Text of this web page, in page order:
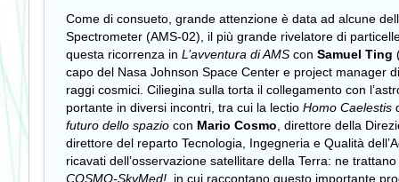
Come di consueto, grande attenzione è data ad alcune
Spectrometer (AMS-02), il più grande rivelatore di
questa ricorrenza in L’avventura di AMS con Samuel Ting
capo del Nasa Johnson Space Center e project manager
raggi cosmici. Ciliegina sulla torta il collegamento con
portante in diversi incontri, tra cui la lectio Homo Caelestis
futuro dello spazio con Mario Cosmo, direttore della
direttore del reparto Tecnologia, Ingegneria e Qualità
ricavati dell’osservazione satellitare della Terra: ne trattano
COSMO-SkyMed! , in cui raccontano questo importante